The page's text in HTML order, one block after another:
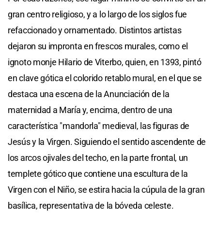
gran centro religioso, y a lo largo de los siglos fue
refaccionado y ornamentado. Distintos artistas
dejaron su impronta en frescos murales, como el
ignoto monje Hilario de Viterbo, quien, en 1393, pintó
en clave gótica el colorido retablo mural, en el que se
destaca una escena de la Anunciación de la
maternidad a María y, encima, dentro de una
característica "mandorla" medieval, las figuras de
Jesús y la Virgen. Siguiendo el sentido ascendente de
los arcos ojivales del techo, en la parte frontal, un
templete gótico que contiene una escultura de la
Virgen con el Niño, se estira hacia la cúpula de la gran
basílica, representativa de la bóveda celeste.